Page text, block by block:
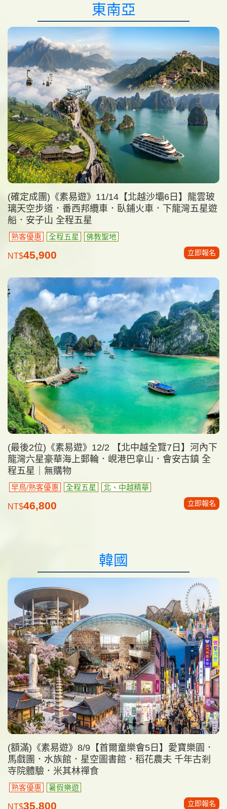
東南亞
(確定成團)《素易遊》11/14【北越沙壩6日】龍雲玻
璃天空步道．番西邦纜車．臥鋪火車．下龍灣五星遊
船．安子山 全程五星
熟客優惠 全程五星 佛教聖地
NT$45,900 立即報名
(最後2位)《素易遊》12/2 【北中越全覽7日】河內下
龍灣六星豪華海上郵輪．峴港巴拿山．會安古鎮 全
程五星｜無購物
早鳥/熟客優惠 全程五星 北、中越精華
NT$46,800 立即報名
韓國
(額滿)《素易遊》8/9【首爾童樂會5日】愛寶樂園．
馬戲團．水族館．星空圖書館．稻花農夫 千年古剎
寺院體驗．米其林禪食
熟客優惠 暑假樂遊
NT$35,800 立即報名